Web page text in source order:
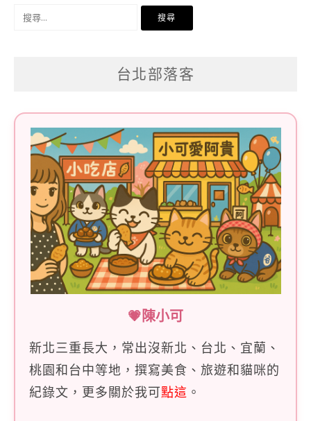
搜
台北部落客
💗陳小可
新北三重長大，常出沒新北、台北、宜蘭、
桃園和台中等地，撰寫美食、旅遊和貓咪的
紀錄文，更多關於我可點這 。